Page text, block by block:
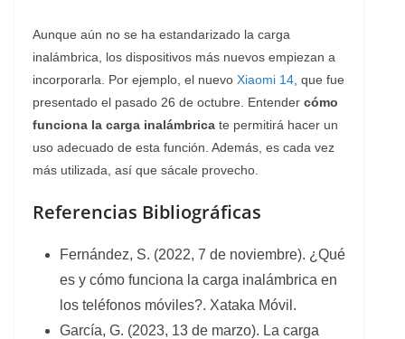
Aunque aún no se ha estandarizado la carga
inalámbrica, los dispositivos más nuevos empiezan a
incorporarla. Por ejemplo, el nuevo Xiaomi 14 , que fue
presentado el pasado 26 de octubre. Entender cómo
funciona la carga inalámbrica te permitirá hacer un
uso adecuado de esta función. Además, es cada vez
más utilizada, así que sácale provecho.
Referencias Bibliográficas
Fernández, S. (2022, 7 de noviembre). ¿Qué
es y cómo funciona la carga inalámbrica en
los teléfonos móviles?. Xataka Móvil.
García, G. (2023, 13 de marzo). La carga